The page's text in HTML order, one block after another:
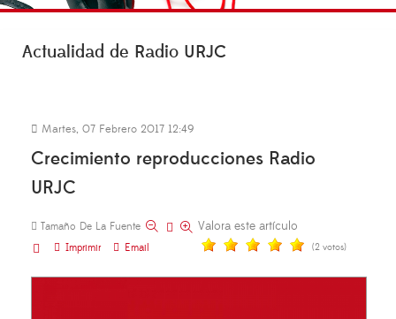
Actualidad de Radio URJC
Martes, 07 Febrero 2017 12:49
Crecimiento reproducciones Radio
URJC
Tamaño De La Fuente
Imprimir
Email
Valora este artículo
(2 votos)